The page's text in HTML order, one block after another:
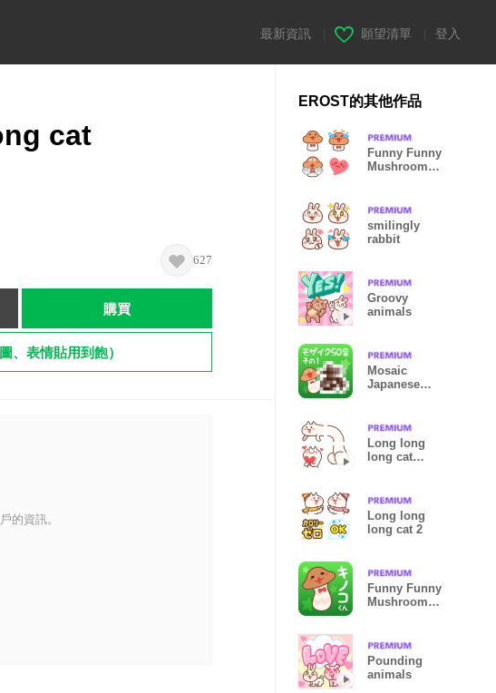
最新資訊 願望清單 登入
cat
627
購買
、表情貼用到飽）
的資訊。
EROST的其他作品
Funny Funny
Mushroom
smilingly
rabbit
Groovy
animals
Mosaic
Japanese
Long long
long cat
Long long
long cat 2
Funny Funny
Mushroom
Pounding
animals